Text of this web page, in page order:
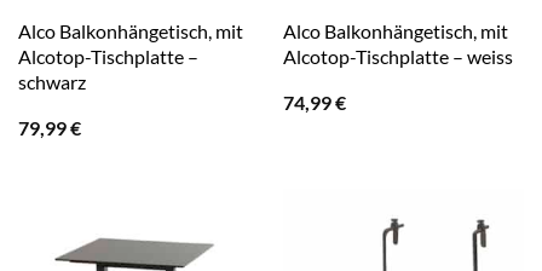
Alco Balkonhängetisch, mit
Alcotop-Tischplatte –
schwarz
79,99€
Alco Balkonhängetisch, mit
Alcotop-Tischplatte – weiss
74,99€